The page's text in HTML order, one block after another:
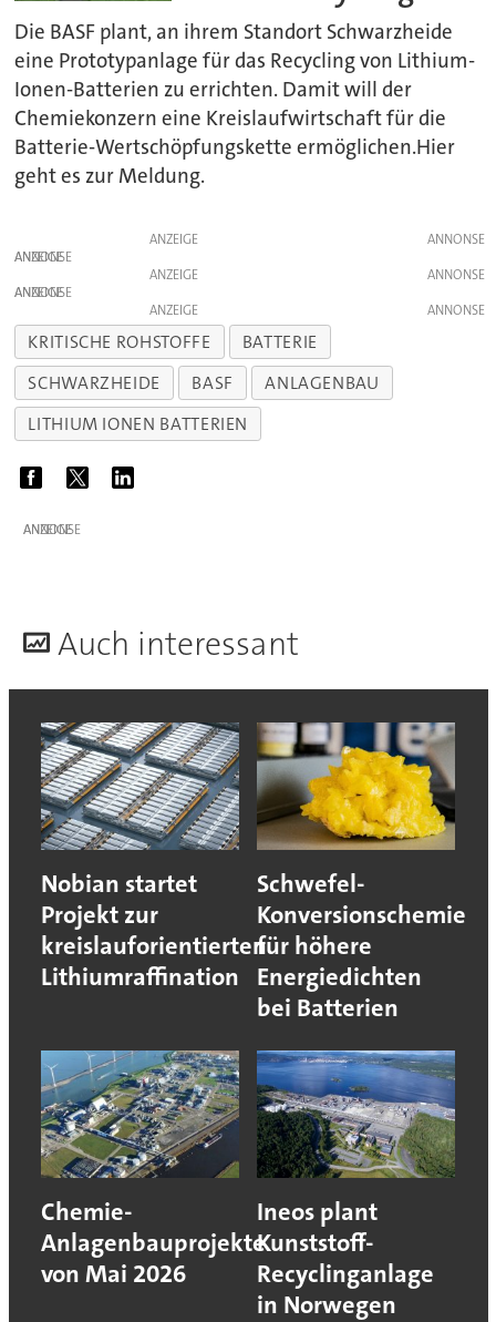
Die BASF plant, an ihrem Standort Schwarzheide
eine Prototypanlage für das Recycling von Lithium-
Ionen-Batterien zu errichten. Damit will der
Chemiekonzern eine Kreislaufwirtschaft für die
Batterie-Wertschöpfungskette ermöglichen.Hier
geht es zur Meldung.
ANZEIGE
ANZEIGE
ANZEIGE
ANZEIGE
ANZEIGE
KRITISCHE ROHSTOFFE
BATTERIE
SCHWARZHEIDE
BASF
ANLAGENBAU
LITHIUM IONEN BATTERIEN
ANZEIGE
Auch interessant
Nobian startet
Projekt zur
kreislauforientierten
Lithiumraffination
Schwefel-
Konversionschemie
für höhere
Energiedichten
bei Batterien
Chemie-
Anlagenbauprojekte
von Mai 2026
Ineos plant
Kunststoff-
Recyclinganlage
in Norwegen